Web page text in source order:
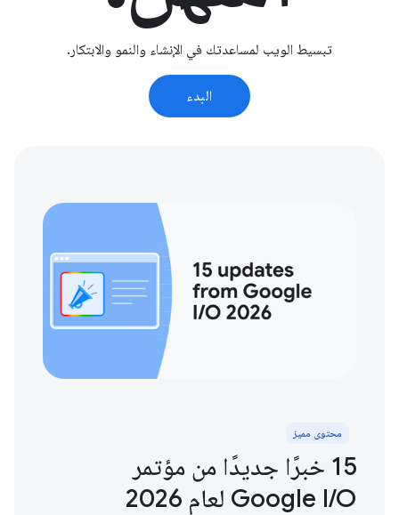
تبسيط الويب لمساعدتك في الإنشاء والنمو والابتكار.
البدء
محتوى مميز
‫15 خبرًا جديدًا من مؤتمر
Google I / O لعام 2026